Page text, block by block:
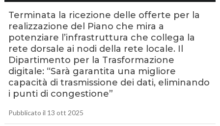
Terminata la ricezione delle offerte per la
realizzazione del Piano che mira a
potenziare l’infrastruttura che collega la
rete dorsale ai nodi della rete locale. Il
Dipartimento per la Trasformazione
digitale: “Sarà garantita una migliore
capacità di trasmissione dei dati, eliminando
i punti di congestione”
Pubblicato il 13 ott 2025